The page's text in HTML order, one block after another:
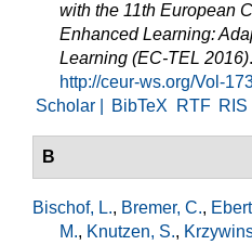
with the 11th European
Enhanced Learning:
Learning (EC-TEL 2016)
http://ceur-ws.org/Vol-
Scholar |
BibTeX RTF RIS
B
Bischof, L., Bremer, C.,
M., Knutzen, S.,